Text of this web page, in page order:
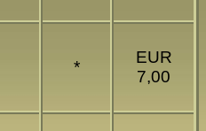
*
EUR
7,00